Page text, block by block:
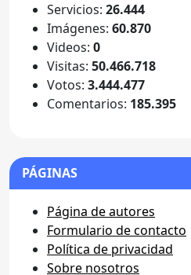
Servicios: 26.444
Imágenes: 60.870
Videos: 0
Visitas: 50.466.718
Votos: 3.444.477
Comentarios: 185.395
PÁGINAS
Página de autores
Formulario de contacto
Política de privacidad
Sobre nosotros